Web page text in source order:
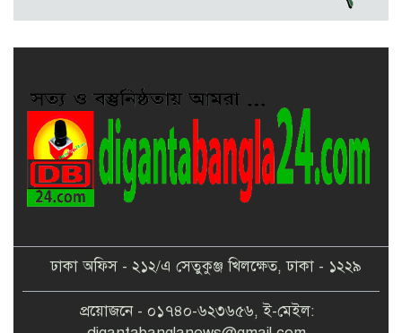
ঢাকা অফিস - ২১২/এ সেতুকুঞ্জ খিলক্ষেত, ঢাকা - ১২২৯
প্রয়োজনে - ০১৭৪০-৬২৩৬৫৬, ই-মেইল: